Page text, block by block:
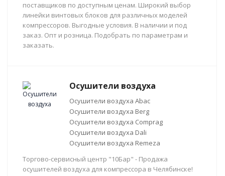
поставщиков по доступным ценам. Широкий выбор
линейки винтовых блоков для различных моделей
компрессоров. Выгодные условия. В наличии и под
заказ. Опт и розница. Подобрать по параметрам и
заказать.
Осушители воздуха
Осушители воздуха Abac
Осушители воздуха Berg
Осушители воздуха Comprag
Осушители воздуха Dali
Осушители воздуха Remeza
Торгово-сервисный центр "10Бар" - Продажа
осушителей воздуха для компрессора в Челябинске!